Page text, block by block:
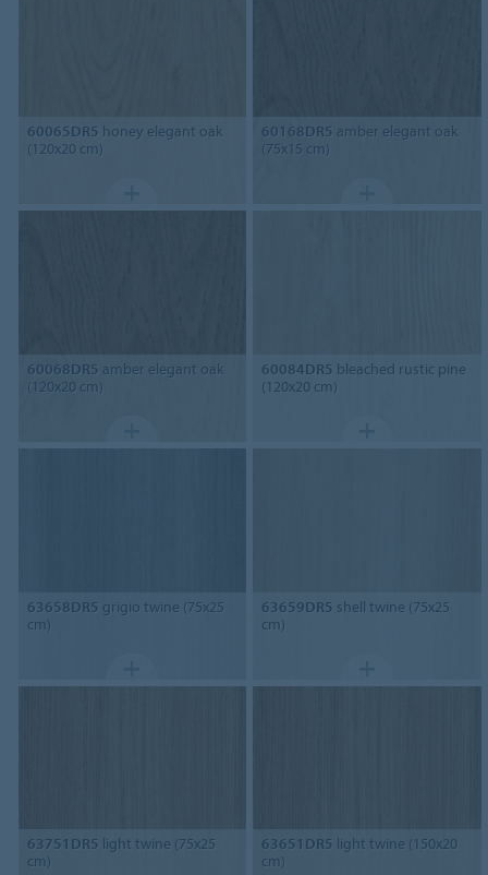
60065DR5 honey elegant oak
(120x20 cm)
60168DR5 amber elegant oak
(75x15 cm)
60068DR5 amber elegant oak
(120x20 cm)
60084DR5 bleached rustic pine
(120x20 cm)
63658DR5 grigio twine (75x25
cm)
63659DR5 shell twine (75x25
cm)
63751DR5 light twine (75x25
cm)
63651DR5 light twine (150x20
cm)